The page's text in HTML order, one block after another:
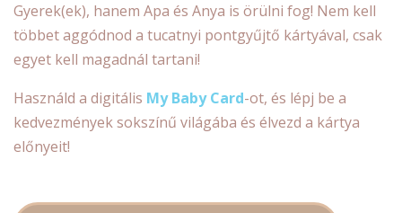
Gyerek(ek), hanem Apa és Anya is örülni fog! Nem kell
többet aggódnod a tucatnyi pontgyűjtő kártyával, csak
egyet kell magadnál tartani!
Használd a digitális My Baby Card-ot, és lépj be a
kedvezmények sokszínű világába és élvezd a kártya
előnyeit!